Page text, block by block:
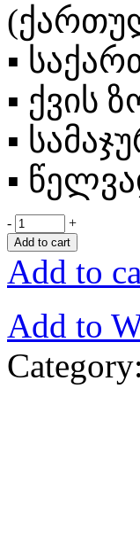
▪
▪ ქვის
▪
▪
- +
Add to cart
Add to
Add to
Category: